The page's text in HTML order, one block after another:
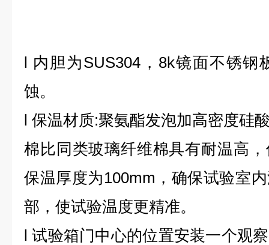
l 内胆为SUS304，8k镜面不锈钢
蚀。
l 保温材质:聚氨酯发泡加高密度硅
棉比同类玻璃纤维棉具有耐温高
保温厚度为100mm，确保试验室
部，使试验温度更精准。
l试验箱门中心的位置安装一个观